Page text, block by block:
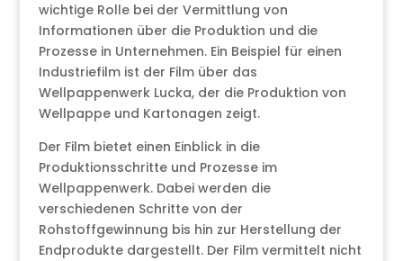
wichtige Rolle bei der Vermittlung von
Informationen über die Produktion und die
Prozesse in Unternehmen. Ein Beispiel für einen
Industriefilm ist der Film über das
Wellpappenwerk Lucka, der die Produktion von
Wellpappe und Kartonagen zeigt.
Der Film bietet einen Einblick in die
Produktionsschritte und Prozesse im
Wellpappenwerk. Dabei werden die
verschiedenen Schritte von der
Rohstoffgewinnung bis hin zur Herstellung der
Endprodukte dargestellt. Der Film vermittelt nicht